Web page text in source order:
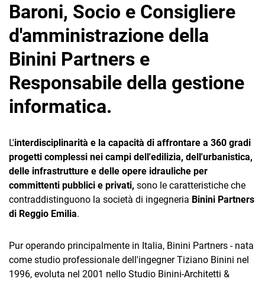
CRM
Ecommerce
Email Marketing
Financial Solutions
HR
Baroni, Socio e Consigliere
d'amministrazione della
Binini Partners e
Responsabile della gestione
informatica.
L'interdisciplinarità e la capacità di affrontare a 360 gradi
progetti complessi nei campi dell'edilizia, dell'urbanistica,
delle infrastrutture e delle opere idrauliche per
committenti pubblici e privati, sono le caratteristiche che
contraddistinguono la società di ingegneria Binini Partners
di Reggio Emilia.
Pur operando principalmente in Italia, Binini Partners - nata
come studio professionale dell'ingegner Tiziano Binini nel
1996, evoluta nel 2001 nello Studio Binini-Architetti &